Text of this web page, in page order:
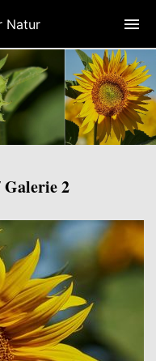
2
Natur